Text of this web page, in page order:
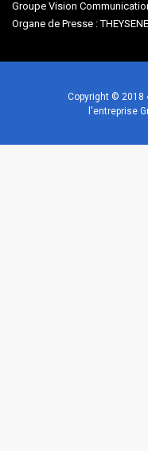
Groupe Vision
Organe de Presse :
Copyright © 2018
l'entreprise